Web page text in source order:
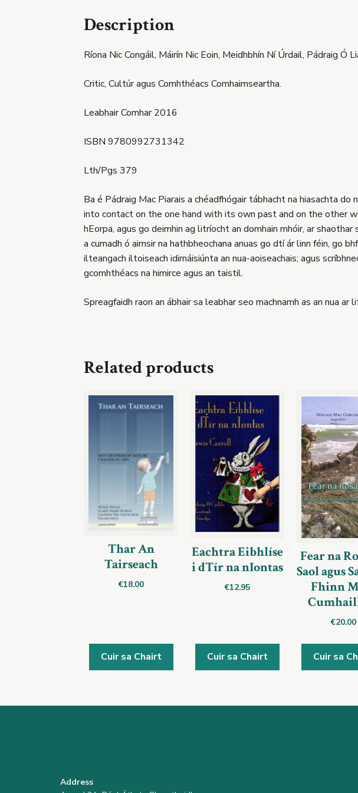
Description
Ríona Nic Congáil, Máirín Nic Eoin, Meidhbhín Ní Úrdail, Pádraig Ó
Critic, Cultúr agus Comhthéacs Comhaimseartha.
Leabhair Comhar 2016
ISBN 9780992731342
Lth/Pgs 379
Ba é Pádraig Mac Piarais a chéadfhógair tábhacht na hiasachta
into contact on the one hand with its own past and on the other
hEorpa, agus go deimhin ag litríocht an domhain mhóir, ar
a cumadh ó aimsir na hathbheochana anuas go dtí ár linn féin, go
ilteangach iltoiseach idirnáisiúnta an nua-aoiseachais; agus
gcomhthéacs na himirce agus an taistil.
Spreagfaidh raon an ábhair sa leabhar seo machnamh as an nua
Related products
Thar An
Tairseach
€18.00
Cuir sa Chairt
Eachtra Eibhlíse
i dTír na nIontas
€12.95
Cuir sa Chairt
Fear na
Saol agus
Fhinn
€20.00
Cuir sa
Address